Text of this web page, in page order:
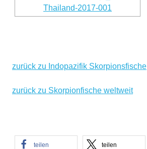
zurück zu Indopazifik Skorpionsfische
zurück zu Skorpionfische weltweit
teilen teilen